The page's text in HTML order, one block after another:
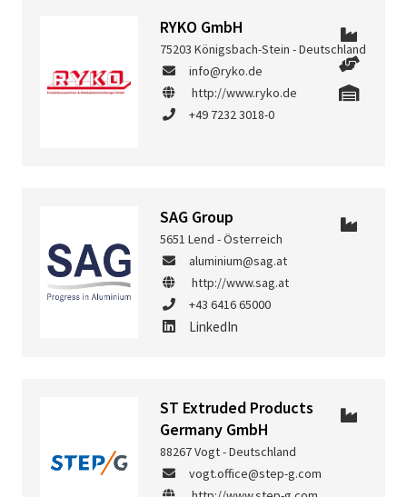
RYKO GmbH
75203 Königsbach-Stein - Deutschland
info@ryko.de
http://www.ryko.de
+49 7232 3018-0
SAG Group
5651 Lend - Österreich
aluminium@sag.at
http://www.sag.at
+43 6416 65000
LinkedIn
ST Extruded Products
Germany GmbH
88267 Vogt - Deutschland
vogt.office@step-g.com